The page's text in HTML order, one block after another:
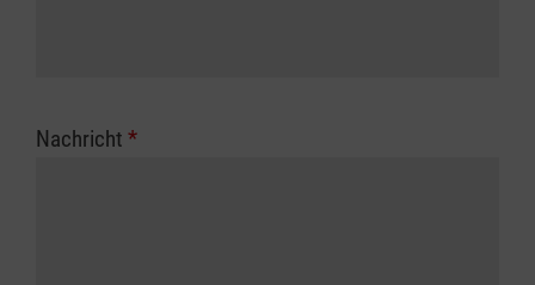
Nachricht *